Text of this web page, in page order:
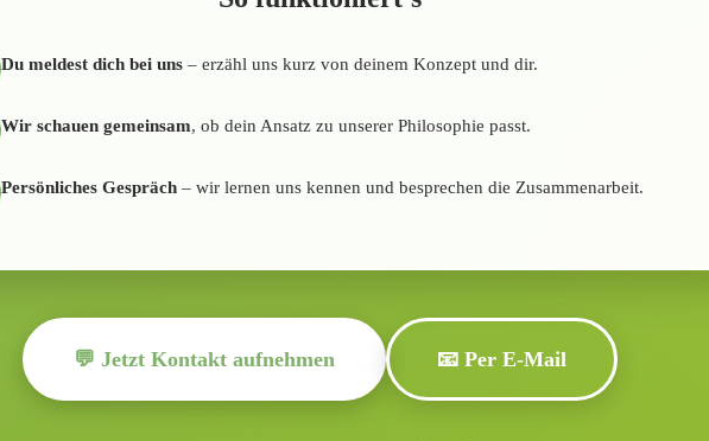
Du meldest dich bei uns – erzähl uns kurz von deinem Konzept und dir.
Wir schauen gemeinsam, ob dein Ansatz zu unserer Philosophie passt.
Persönliches Gespräch – wir lernen uns kennen und besprechen die Zusammenarbeit.
💬 Jetzt Kontakt aufnehmen 📧 Per E-Mail